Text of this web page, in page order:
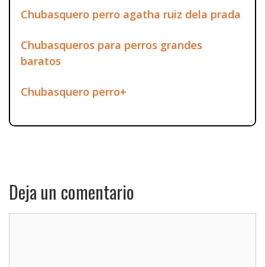
Chubasquero perro agatha ruiz dela prada
Chubasqueros para perros grandes
baratos
Chubasquero perro+
Deja un comentario